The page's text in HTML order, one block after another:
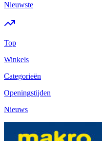
Nieuwste
Top
Winkels
Categorieën
Openingstijden
Nieuws